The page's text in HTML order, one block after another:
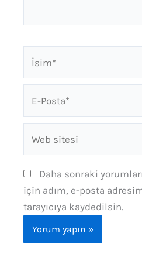
Posta*
sitesi
Daha sonraki
için adım, e-posta
tarayıcıya kaydedilsin.